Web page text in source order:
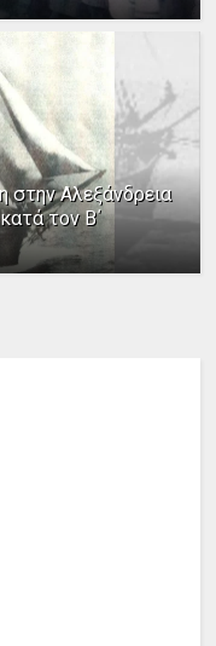
στην Αλεξάνδρεια
τον Β΄